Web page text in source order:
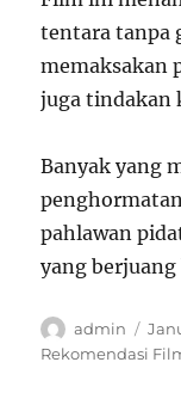
tentara tanpa
memaksakan
juga tindakan
Banyak yang
pahlawan
yang
Author
admin
on
Rekomendasi